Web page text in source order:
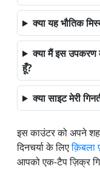
क्या यह भौतिक
क्या मैं इस उपकरण
हूँ?
क्या साइट मेरी
इस काउंटर को अपने
दिनचर्या के लिएक़िबला
आपको एक-टैप ज़िक्र